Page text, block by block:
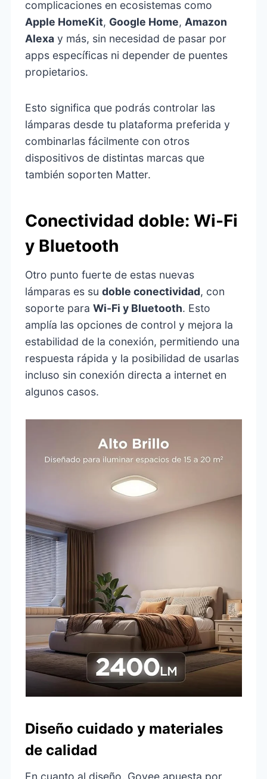
complicaciones en ecosistemas como
Apple HomeKit, Google Home, Amazon
Alexa y más, sin necesidad de pasar por
apps específicas ni depender de puentes
propietarios.
Esto significa que podrás controlar las
lámparas desde tu plataforma preferida y
combinarlas fácilmente con otros
dispositivos de distintas marcas que
también soporten Matter.
Conectividad doble: Wi-Fi
y Bluetooth
Otro punto fuerte de estas nuevas
lámparas es sudoble conectividad, con
soporte paraWi-Fi y Bluetooth. Esto
amplía las opciones de control y mejora la
estabilidad de la conexión, permitiendo una
respuesta rápida y la posibilidad de usarlas
incluso sin conexión directa a internet en
algunos casos.
Diseño cuidado y materiales
de calidad
En cuanto al diseño, Govee apuesta por